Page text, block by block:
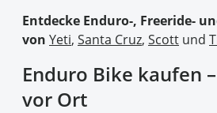
Entdecke Enduro-, Freeride-
von Yeti, Santa Cruz, Scott und
Enduro Bike kaufen
vor Ort